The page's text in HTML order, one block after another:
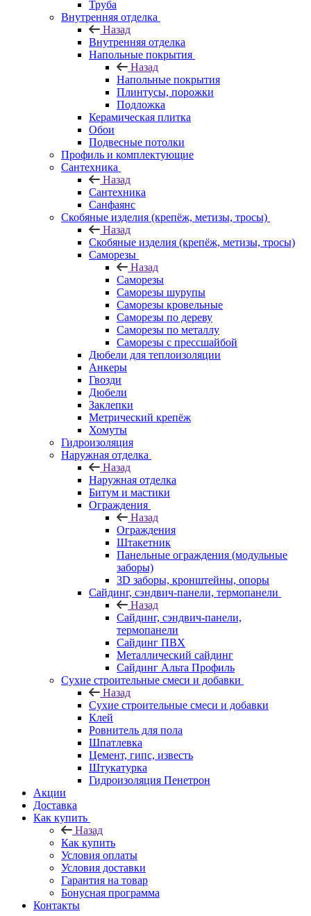
Труба
Внутренняя отделка
Назад
Внутренняя отделка
Напольные покрытия
Назад
Напольные покрытия
Плинтусы, порожки
Подложка
Керамическая плитка
Обои
Подвесные потолки
Профиль и комплектующие
Сантехника
Назад
Сантехника
Санфаянс
Скобяные изделия (крепёж, метизы, тросы)
Назад
Скобяные изделия (крепёж, метизы, тросы)
Саморезы
Назад
Саморезы
Саморезы шурупы
Саморезы кровельные
Саморезы по дереву
Саморезы по металлу
Саморезы с прессшайбой
Дюбели для теплоизоляции
Анкеры
Гвозди
Дюбели
Заклепки
Метрический крепёж
Хомуты
Гидроизоляция
Наружная отделка
Назад
Наружная отделка
Битум и мастики
Ограждения
Назад
Ограждения
Штакетник
Панельные ограждения (модульные
заборы)
3D заборы, кронштейны, опоры
Cайдинг, сэндвич-панели, термопанели
Назад
Cайдинг, сэндвич-панели,
термопанели
Сайдинг ПВХ
Металлический сайдинг
Сайдинг Альта Профиль
Сухие строительные смеси и добавки
Назад
Сухие строительные смеси и добавки
Клей
Ровнитель для пола
Шпатлевка
Цемент, гипс, известь
Штукатурка
Гидроизоляция Пенетрон
Акции
Доставка
Как купить
Назад
Как купить
Условия оплаты
Условия доставки
Гарантия на товар
Бонусная программа
Контакты